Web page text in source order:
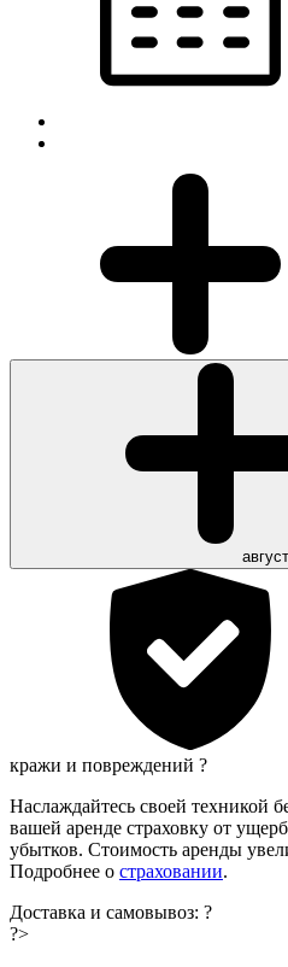
кражи и повреждений ?
Наслаждайтесь своей техникой
вашей аренде страховку от
убытков. Стоимость аренды
Подробнее о страховании.
Доставка и самовывоз: ?
?>